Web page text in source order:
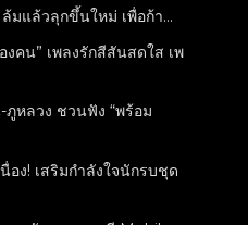
มแล้วลุกขึ้นใหม่ เพื่อก้า...
งคน” เพลงรักสีสันสดใส เพ
ภูหลวง ชวนฟัง “พร้อม
อง! เสริมกำลังใจนักรบชุด